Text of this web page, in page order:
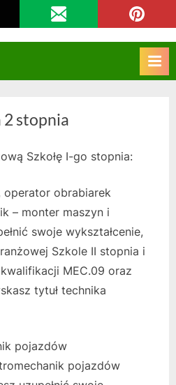
Opolskie
2 stopnia
Szkołę I-go stopnia:
operator obrabiarek
– monter maszyn i
swoje wykształcenie,
Szkole II stopnia i
MEC.09 oraz
tytuł technika
pojazdów
pojazdów